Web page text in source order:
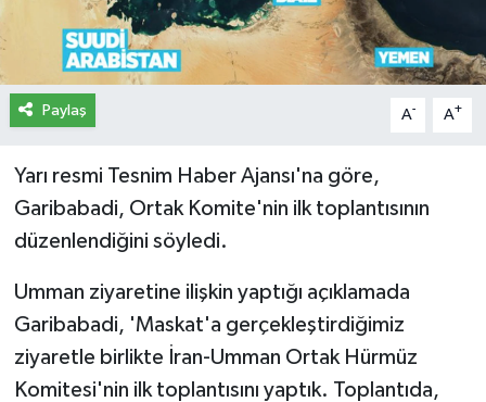
Paylaş A- A+
Yarı resmi Tesnim Haber Ajansı'na göre,
Garibabadi, Ortak Komite'nin ilk toplantısının
düzenlendiğini söyledi.
Umman ziyaretine ilişkin yaptığı açıklamada
Garibabadi, 'Maskat'a gerçekleştirdiğimiz
ziyaretle birlikte İran-Umman Ortak Hürmüz
Komitesi'nin ilk toplantısını yaptık. Toplantıda,